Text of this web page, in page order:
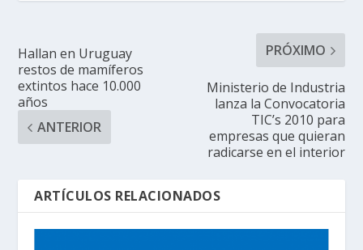
Hallan en Uruguay
restos de mamíferos
extintos hace 10.000
años
ANTERIOR
PRÓXIMO
Ministerio de Industria
lanza la Convocatoria
TIC’s 2010 para
empresas que quieran
radicarse en el interior
ARTÍCULOS RELACIONADOS